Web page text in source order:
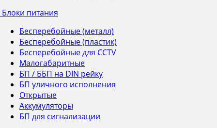
Блоки питания
Бесперебойные (металл)
Бесперебойные (пластик)
Бесперебойные для CCTV
Малогабаритные
БП / ББП на DIN рейку
БП уличного исполнения
Открытые
Аккумуляторы
БП для сигнализации